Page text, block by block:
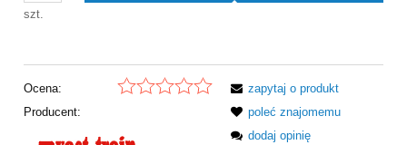
szt.
Ocena:
Producent:
zapytaj o produkt
poleć znajomemu
dodaj opinię